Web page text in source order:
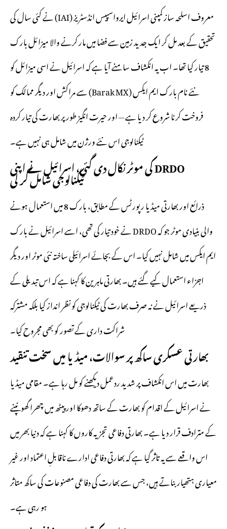
معروف اسلحہ ساز کمپنی اسرائیل ایرواسپیس انڈسٹریز (IAI) نے کئی سال کی
تحقیق کے بعد مل کر ایک جدید زمین سے فضا میں مار کرنے والا میزائل بارک
8 تیار کیا تھا۔ اب یہ انکشاف سامنے آیا ہے کہ اسرائیل نے اسی میزائل کو
نئے نام بارک ایم ایکس (Barak MX) سے مراکش اور دیگر ممالک کو
فروخت کرنا شروع کر دیا ہے — اور حیرت انگیز طور پر بھارت کی تیار کردہ
ٹیکنالوجی اس نئے ورژن میں شامل ہی نہیں ہے۔
DRDO کی موٹر نکال دی گئی، اسرائیل نے اپنی
ٹیکنالوجی شامل کر لی
ذرائع اور بھارتی میڈیا رپورٹس کے مطابق، بارک 8 میں استعمال ہونے
والی بنیادی موٹر جو کہDRDOنے خود تیار کی تھی، اسے اسرائیل نے بارک
ایم ایکس میں شامل نہیں کیا۔ اس کے بجائے اسرائیلی ساختہ نئی موٹر اور دیگر
اجزاء استعمال کیے گئے ہیں۔ بھارتی ماہرین کا کہنا ہے کہ اس تبدیلی کے
ذریعے اسرائیل نے نہ صرف بھارت کی ٹیکنالوجی کو نظر انداز کیا بلکہ مشترکہ
شراکت داری کے تصور کو بھی مجروح کیا۔
بھارتی عسکری ساکھ پر سوالات، میڈیا میں سخت تنقید
بھارت میں اس انکشاف پر شدید ردعمل دیکھنے کو مل رہا ہے۔ مقامی میڈیا
نے اسرائیل کے اقدام کو بھارت کے ساتھ دھوکا اور پیٹھ میں چھرا گھونپنے
کے مترادف قرار دیا ہے۔ بھارتی دفاعی تجزیہ کاروں کا کہنا ہے کہ دنیا بھر میں
اس واقعے سے یہ تاثر گیا ہے کہ بھارتی دفاعی ادارے ناقابلِ اعتماد اور غیر
معیاری ہتھیار بناتے ہیں، جس سے بھارت کی دفاعی مصنوعات کی ساکھ متاثر
ہو رہی ہے۔